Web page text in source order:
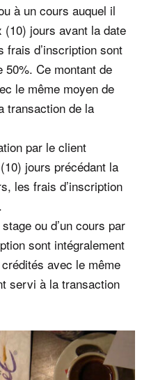
à un cours auquel il
(10) jours avant la date
frais d’inscription sont
50%. Ce montant de
le même moyen de
transaction de la
par le client
jours précédant la
les frais d’inscription
ou d’un cours par
sont intégralement
avec le même
servi à la transaction